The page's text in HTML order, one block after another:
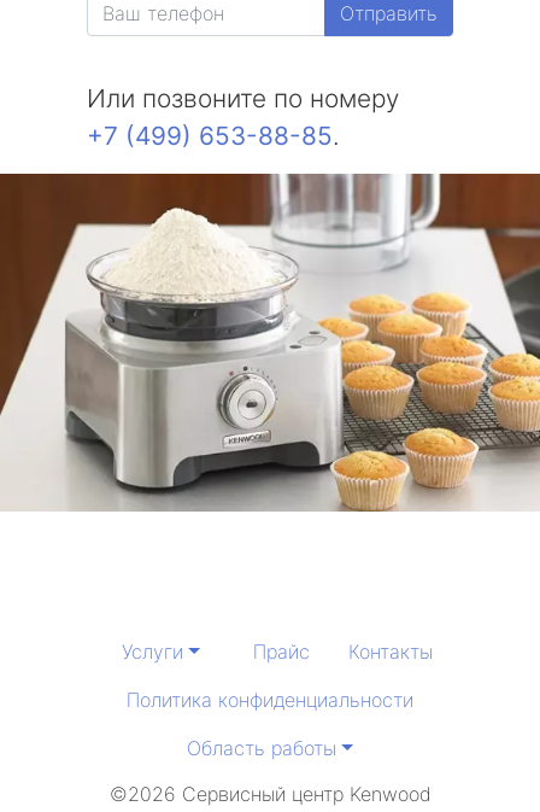
Отправить
Или позвоните по номеру
+7 (499) 653-88-85.
Услуги Прайс
Контакты
Политика конфиденциальности
Область работы
©2026 Сервисный центр Kenwood